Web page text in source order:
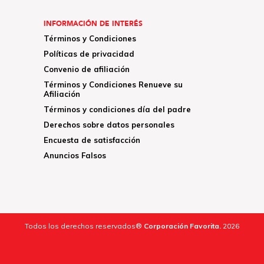
INFORMACIÓN DE INTERÉS
Términos y Condiciones
Políticas de privacidad
Convenio de afiliación
Términos y Condiciones Renueve su
Afiliación
Términos y condiciones día del padre
Derechos sobre datos personales
Encuesta de satisfacción
Anuncios Falsos
Todos los derechos reservados® Corporación Favorita. 2026